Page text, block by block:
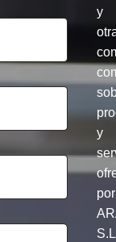
y
y
por